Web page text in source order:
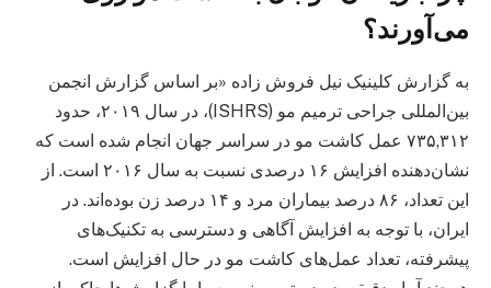
می‌آورند؟
به گزارش کلینیک نیل فروش زاده «بر اساس گزارش انجمن
بین‌المللی جراحی ترمیم مو (ISHRS)، در سال ۲۰۱۹، حدود
۷۳۵,۳۱۲ عمل کاشت مو در سراسر جهان انجام شده است که
نشان‌دهنده افزایش ۱۶ درصدی نسبت به سال ۲۰۱۶ است. از
این تعداد، ۸۶ درصد بیماران مرد و ۱۴ درصد زن بوده‌اند. در
ایران، با توجه به افزایش آگاهی و دسترسی به تکنیک‌های
پیشرفته، تعداد عمل‌های کاشت مو در حال افزایش است.